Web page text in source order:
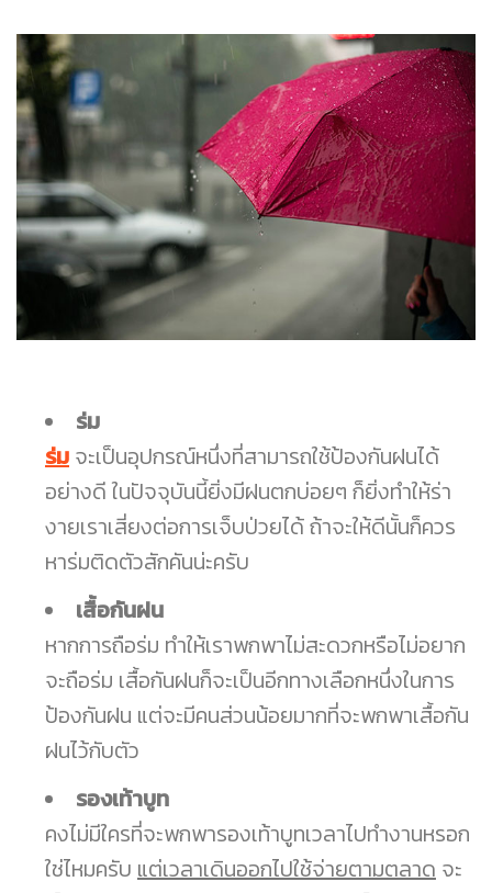
ร่ม
ร่ม จะเป็นอุปกรณ์หนึ่งที่สามารถใช้ป้องกันฝนได้
อย่างดี ในปัจจุบันนี้ยิ่งมีฝนตกบ่อยๆ ก็ยิ่งทำให้ร่า
งายเราเสี่ยงต่อการเจ็บป่วยได้ ถ้าจะให้ดีนั้นก็ควร
หาร่มติดตัวสักคันน่ะครับ
เสื้อกันฝน
หากการถือร่ม ทำให้เราพกพาไม่สะดวกหรือไม่อยาก
จะถือร่ม เสื้อกันฝนก็จะเป็นอีกทางเลือกหนึ่งในการ
ป้องกันฝน แต่จะมีคนส่วนน้อยมากที่จะพกพาเสื้อกัน
ฝนไว้กับตัว
รองเท้าบูท
คงไม่มีใครที่จะพกพารองเท้าบูทเวลาไปทำงานหรอก
ใช่ไหมครับ แต่เวลาเดินออกไปใช้จ่ายตามตลาด จะ